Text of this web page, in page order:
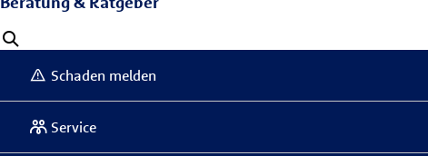
Schaden melden
Service